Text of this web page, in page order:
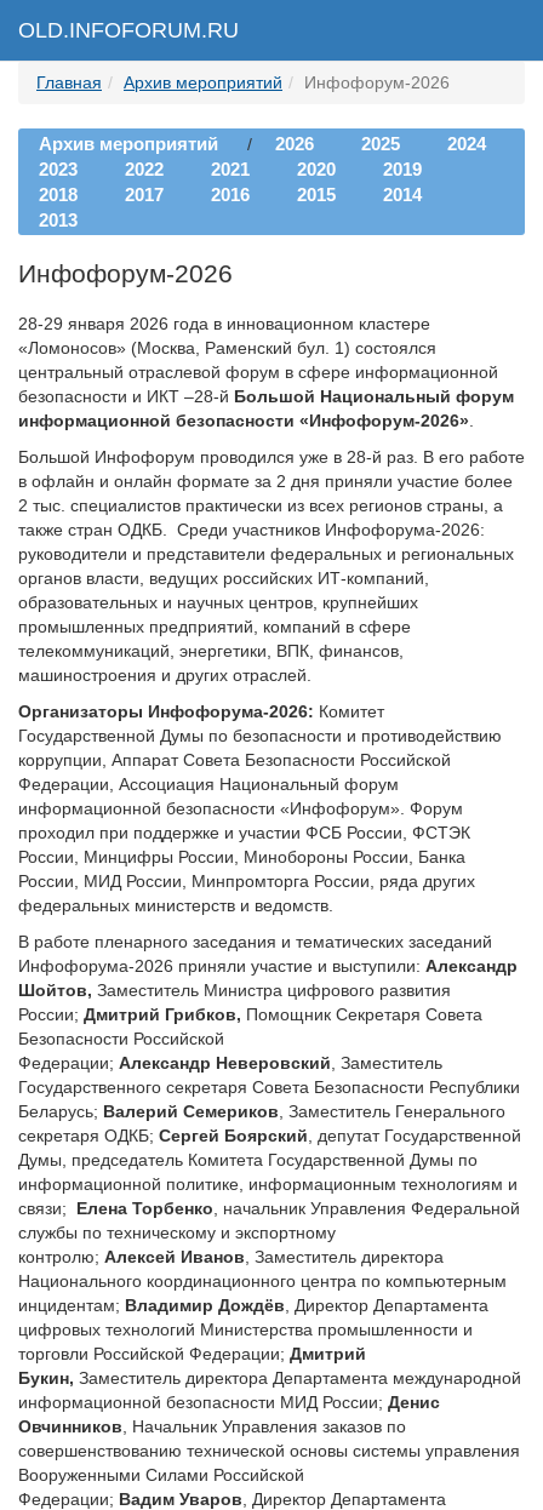
OLD.INFOFORUM.RU
Главная Архив мероприятий Инфофорум-2026
Архив мероприятий / 2026 2025
2024
2023
2022 2021 2020
2019
2018
2017 2016 2015
2014
2013
Инфофорум-2026
28-29 января 2026 года в инновационном кластере
«Ломоносов» (Москва, Раменский бул. 1) состоялся
центральный отраслевой форум в сфере информационной
безопасности и ИКТ –28-й Большой Национальный форум
информационной безопасности «Инфофорум-2026»
Большой Инфофорум проводился уже в 28-й раз. В его работе
в офлайн и онлайн формате за 2 дня приняли участие более
2 тыс. специалистов практически из всех регионов страны, а
также стран ОДКБ. Среди участников Инфофорума-2026:
руководители и представители федеральных и региональных
органов власти, ведущих российских ИТ-компаний,
образовательных и научных центров, крупнейших
промышленных предприятий, компаний в сфере
телекоммуникаций, энергетики, ВПК, финансов,
машиностроения и других отраслей.
Организаторы Инфофорума-2026: Комитет
Государственной Думы по безопасности и противодействию
коррупции, Аппарат Совета Безопасности Российской
Федерации, Ассоциация Национальный форум
информационной безопасности «Инфофорум». Форум
проходил при поддержке и участии ФСБ России, ФСТЭК
России, Минцифры России, Минобороны России, Банка
России, МИД России, Минпромторга России, ряда других
федеральных министерств и ведомств.
В работе пленарного заседания и тематических заседаний
Инфофорума-2026 приняли участие и выступили: Александр
Шойтов, Заместитель Министра цифрового развития
России; Дмитрий Грибков, Помощник Секретаря Совета
Безопасности Российской
Федерации; Александр Неверовский , Заместитель
Государственного секретаря Совета Безопасности Республики
Беларусь; Валерий Семериков , Заместитель Генерального
секретаря ОДКБ; Сергей Боярский , депутат Государственной
Думы, председатель Комитета Государственной Думы по
информационной политике, информационным технологиям и
связи; Елена Торбенко , начальник Управления Федеральной
службы по техническому и экспортному
контролю; Алексей Иванов , Заместитель директора
Национального координационного центра по компьютерным
инцидентам; Владимир Дождёв , Директор Департамента
цифровых технологий Министерства промышленности и
торговли Российской Федерации; Дмитрий
Букин, Заместитель директора Департамента международной
информационной безопасности МИД России; Денис
Овчинников , Начальник Управления заказов по
совершенствованию технической основы системы управления
Вооруженными Силами Российской
Федерации; Вадим Уваров , Директор Департамента